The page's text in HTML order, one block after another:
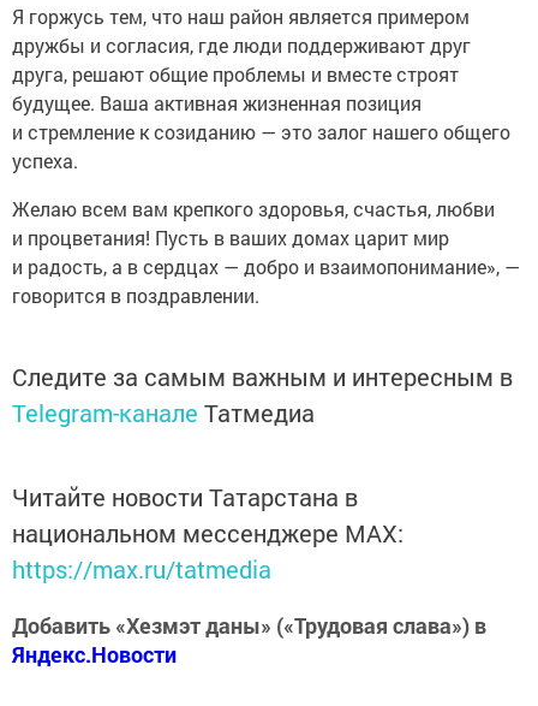
Я горжусь тем, что наш район является примером
дружбы и согласия, где люди поддерживают друг
друга, решают общие проблемы и вместе строят
будущее. Ваша активная жизненная позиция
и стремление к созиданию — это залог нашего общего
успеха.
Желаю всем вам крепкого здоровья, счастья, любви
и процветания! Пусть в ваших домах царит мир
и радость, а в сердцах — добро и взаимопонимание», —
говорится в поздравлении.
Следите за самым важным и интересным в
Telegram-канале Татмедиа
Читайте новости Татарстана в
национальном мессенджере MАХ:
https://max.ru/tatmedia
Добавить «Хезмэт даны» («Трудовая слава») в
Яндекс.Новости